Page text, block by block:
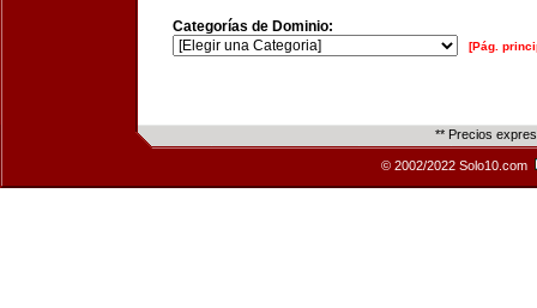
Categorías de Dominio:
[Pág.
** Precios
© 2002/2022 Solo10.com